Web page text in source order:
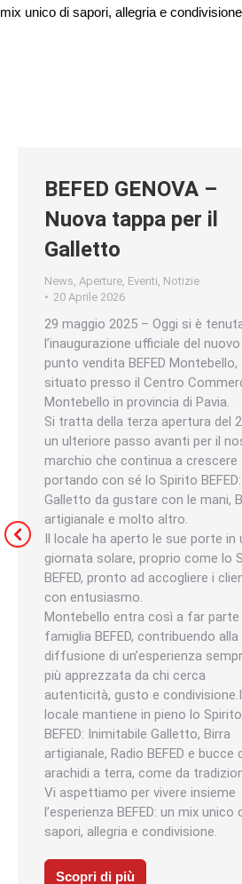
mix unico di sapori, allegria e
BEFED GENOVA –
Nuova tappa per il
Galletto
News,Aperture, Eventi, Notizie
20 Aprile 2026
29 maggio 2025 – Oggi si è
l’inaugurazione ufficiale del nuovo
punto vendita BEFED Montebello,
situato presso il Centro
Montebello in provincia di Pavia.
Si tratta della terza apertura del
un ulteriore passo avanti per il
marchio che continua a crescere
portando con sé lo Spirito BEFED:
Galletto da gustare con le mani,
artigianale e molto altro.
Il locale ha aperto le sue porte in
giornata solare, proprio come lo
BEFED, pronto ad accogliere i
con entusiasmo.
Montebello entra così a far parte
famiglia BEFED, contribuendo alla
diffusione di un’esperienza
più apprezzata da chi cerca
autenticità, gusto e
locale mantiene in pieno lo Spirito
BEFED: Inimitabile Galletto, Birra
artigianale, Radio BEFED e bucce
arachidi a terra, come da
Vi aspettiamo per vivere insieme
l’esperienza BEFED: un mix unico
sapori, allegria e condivisione.
Scopri di più